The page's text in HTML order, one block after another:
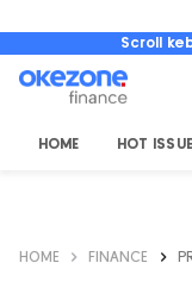
Scroll
HOME HOT ISSUE
HOME FINANCE